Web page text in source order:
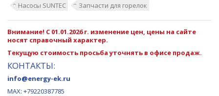
Насосы SUNTEC
Запчасти для горелок
Внимание! С 01.01.2026 г. изменение цен, цены на сайте
носят справочный характер.
Текущую стоимость просьба уточнять в офисе продаж.
КОНТАКТЫ:
info@energy-ek.ru
MAX: +79220387785